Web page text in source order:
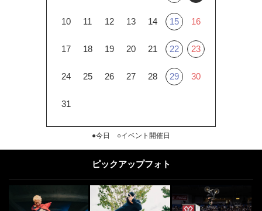
10 11 12 13 14 15 16
17 18 19 20 21 22 23
24 25 26 27 28 29 30
31
●今日 ○イベント開催日
ピックアップフォト